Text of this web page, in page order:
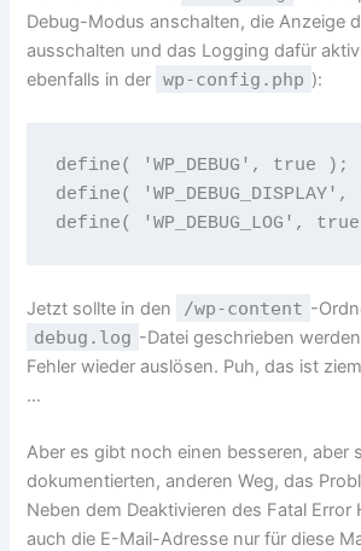
Debug-Modus anschalten, die Anzeige
ausschalten und das Logging dafür
ebenfalls in der
wp-config.php ):
define( 'WP_DEBUG', true );
define(
Jetzt sollte in den /wp-content -
debug.log -Datei geschrieben
Fehler wieder auslösen. Puh, das ist
…
Aber es gibt noch einen besseren, aber
dokumentierten, anderen Weg, das
Neben dem Deaktivieren des Fatal Error
auch die E-Mail-Adresse nur für diese